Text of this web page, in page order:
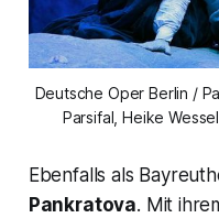
Deutsche Oper Berlin /
Parsifal, Heike
Ebenfalls als
Pankratova. Mit